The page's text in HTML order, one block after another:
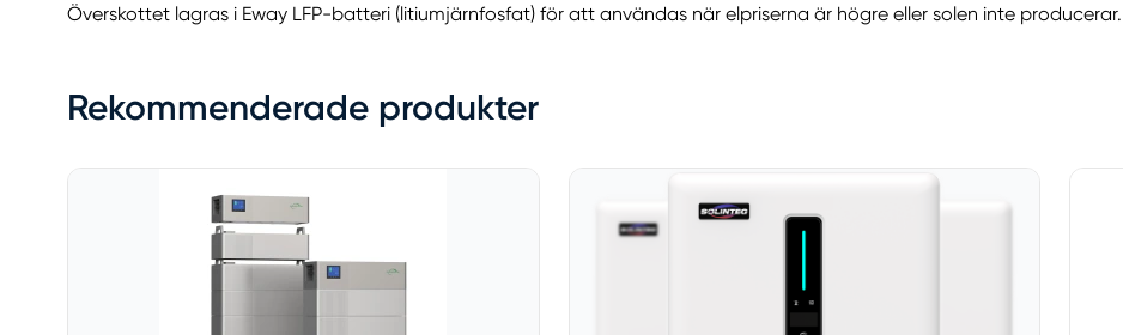
Överskottet lagras i Eway LFP-batteri (litiumjärnfosfat) för att användas när elpriserna är högre eller solen inte producerar.
Rekommenderade produkter